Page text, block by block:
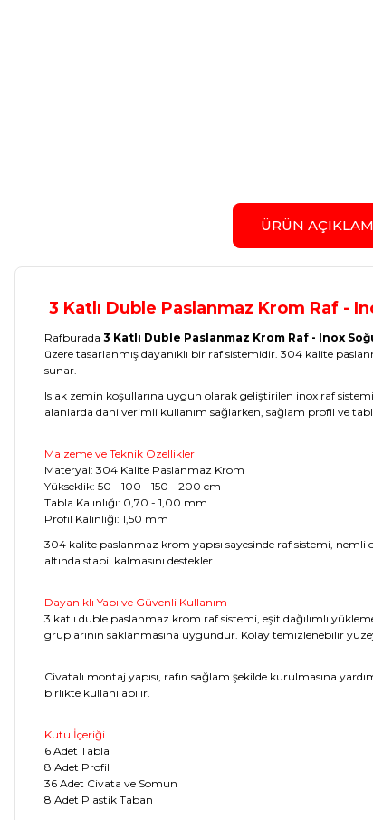
ÜRÜN
3 Katlı Duble Paslanmaz Krom Raf -
Rafburada 3 Katlı Duble Paslanmaz Krom Raf - Inox
üzere tasarlanmış dayanıklı bir raf sistemidir. 304 kalite
sunar.
Islak zemin koşullarına uygun olarak geliştirilen inox raf
alanlarda dahi verimli kullanım sağlarken, sağlam profil ve
Malzeme ve Teknik Özellikler
Materyal: 304 Kalite Paslanmaz Krom
Yükseklik: 50 - 100 - 150 - 200 cm
Tabla Kalınlığı: 0,70 - 1,00 mm
Profil Kalınlığı: 1,50 mm
304 kalite paslanmaz krom yapısı sayesinde raf sistemi,
altında stabil kalmasını destekler.
Dayanıklı Yapı ve Güvenli Kullanım
3 katlı duble paslanmaz krom raf sistemi, eşit dağılımlı
gruplarının saklanmasına uygundur. Kolay temizlenebilir
Civatalı montaj yapısı, rafın sağlam şekilde kurulmasına
birlikte kullanılabilir.
Kutu İçeriği
6 Adet Tabla
8 Adet Profil
36 Adet Civata ve Somun
8 Adet Plastik Taban